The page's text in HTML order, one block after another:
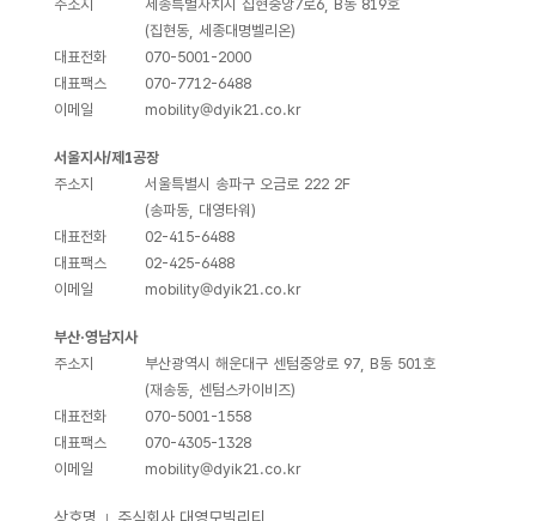
주소지
세종특별자치시 집현중앙7로6, B동 819호
(집현동, 세종대명벨리온)
대표전화
070-5001-2000
대표팩스
070-7712-6488
이메일
mobility@dyik21.co.kr
서울지사/제1공장
주소지
서울특별시 송파구 오금로 222 2F
(송파동, 대영타워)
대표전화
02-415-6488
대표팩스
02-425-6488
이메일
mobility@dyik21.co.kr
부산·영남지사
주소지
부산광역시 해운대구 센텀중앙로 97, B동 501호
(재송동, 센텀스카이비즈)
대표전화
070-5001-1558
대표팩스
070-4305-1328
이메일
mobility@dyik21.co.kr